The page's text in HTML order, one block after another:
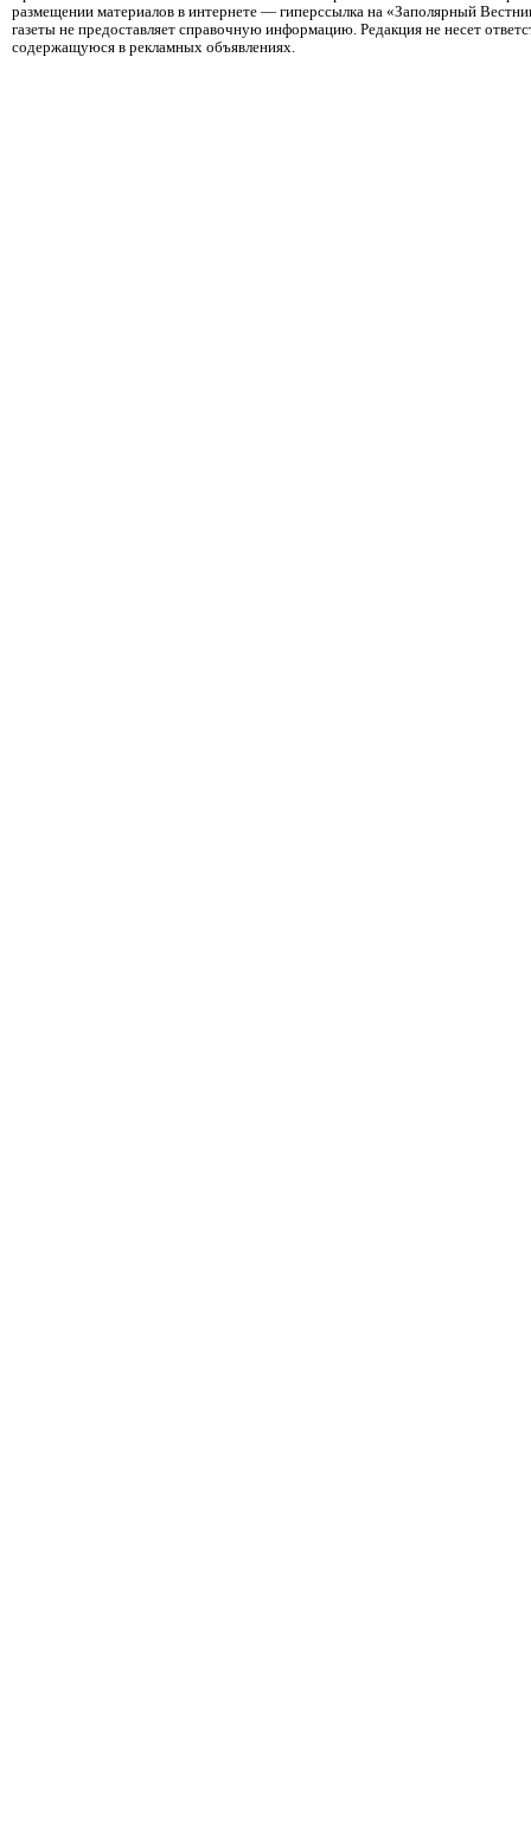
размещении материалов в интернете — гиперссылка на «Заполярный
газеты не предоставляет справочную информацию. Редакция не несет
содержащуюся в рекламных объявлениях.